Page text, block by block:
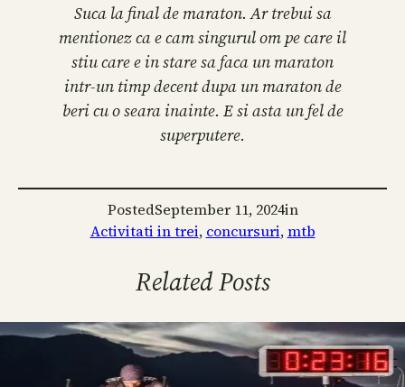
Suca la final de maraton. Ar trebui sa
mentionez ca e cam singurul om pe care il
stiu care e in stare sa faca un maraton
intr-un timp decent dupa un maraton de
beri cu o seara inainte. E si asta un fel de
superputere.
PostedSeptember 11, 2024in
Activitati in trei, concursuri, mtb
Related Posts